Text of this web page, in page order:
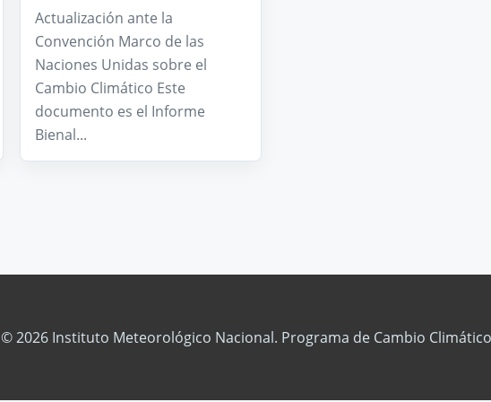
Actualización ante la
Convención Marco de las
Naciones Unidas sobre el
Cambio Climático Este
documento es el Informe
Bienal...
© 2026 Instituto Meteorológico Nacional. Programa de Cambio